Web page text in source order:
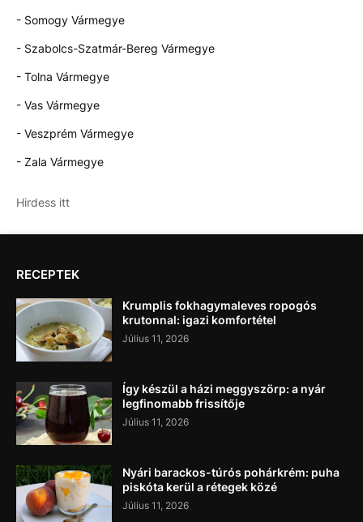
- Somogy Vármegye
- Szabolcs-Szatmár-Bereg Vármegye
- Tolna Vármegye
- Vas Vármegye
- Veszprém Vármegye
- Zala Vármegye
Hirdess itt
RECEPTEK
Krumplis fokhagymaleves ropogós
krutonnal: igazi komfortétel
Július 11, 2026
Így készül a házi meggyszörp: a nyár
legfinomabb frissítője
Július 11, 2026
Nyári barackos-túrós pohárkrém: puha
piskóta kerül a rétegek közé
Július 11, 2026